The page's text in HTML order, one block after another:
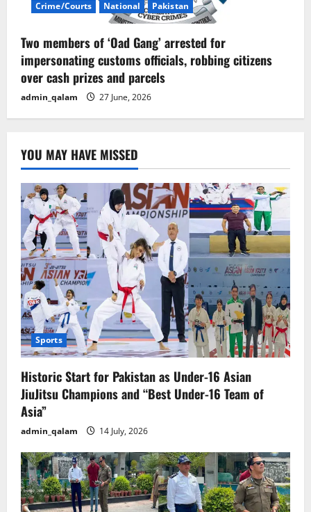
Crime/Courts National Pakistan
Two members of ‘Oad Gang’ arrested for
impersonating customs officials, robbing citizens
over cash prizes and parcels
admin_qalam 27 June, 2026
YOU MAY HAVE MISSED
Sports
Historic Start for Pakistan as Under-16 Asian
JiuJitsu Champions and “Best Under-16 Team of
Asia”
admin_qalam 14 July, 2026